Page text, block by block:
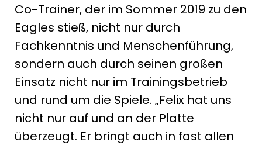
Co-Trainer, der im Sommer 2019 zu den
Eagles stieß, nicht nur durch
Fachkenntnis und Menschenführung,
sondern auch durch seinen großen
Einsatz nicht nur im Trainingsbetrieb
und rund um die Spiele. „Felix hat uns
nicht nur auf und an der Platte
überzeugt. Er bringt auch in fast allen